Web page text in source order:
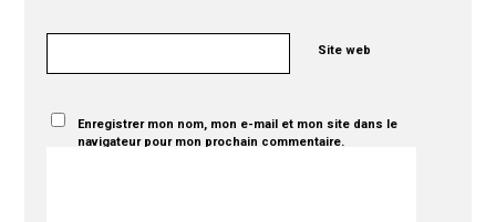
Site web
Enregistrer mon nom, mon e-mail et mon site dans le
navigateur pour mon prochain commentaire.